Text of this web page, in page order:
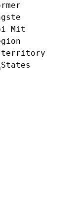
Mit
territory